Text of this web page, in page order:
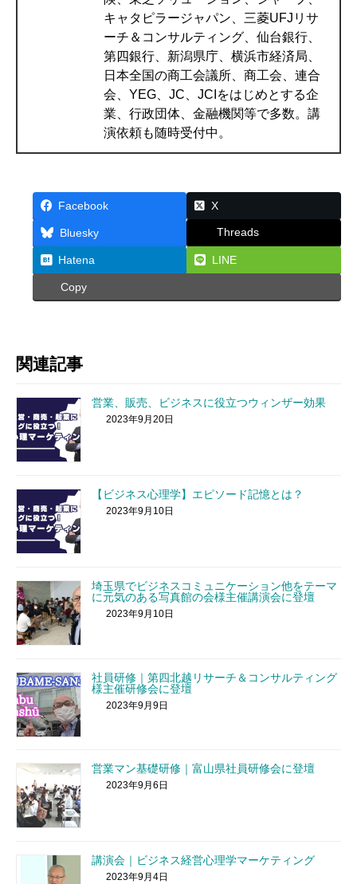
キャタピラージャパン、三菱UFJリサ
ーチ＆コンサルティング、仙台銀行、
第四銀行、新潟県庁、横浜市経済局、
日本全国の商工会議所、商工会、連合
会、YEG、JC、JCIをはじめとする企
業、行政団体、金融機関等で多数。講
演依頼も随時受付中。
Facebook X
Bluesky Threads
Hatena LINE
Copy
関連記事
営業、販売、ビジネスに役立つウィンザー効果
2023年9月20日
【ビジネス心理学】エピソード記憶とは？
2023年9月10日
埼玉県でビジネスコミュニケーション他をテーマ
に元気のある写真館の会様主催講演会に登壇
2023年9月10日
社員研修｜第四北越リサーチ＆コンサルティング
様主催研修会に登壇
2023年9月9日
営業マン基礎研修｜富山県社員研修会に登壇
2023年9月6日
講演会｜ビジネス経営心理学マーケティング
2023年9月4日